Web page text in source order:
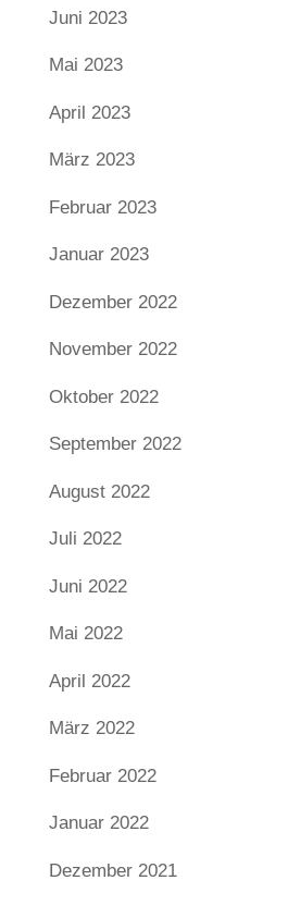
Juni 2023
Mai 2023
April 2023
März 2023
Februar 2023
Januar 2023
Dezember 2022
November 2022
Oktober 2022
September 2022
August 2022
Juli 2022
Juni 2022
Mai 2022
April 2022
März 2022
Februar 2022
Januar 2022
Dezember 2021